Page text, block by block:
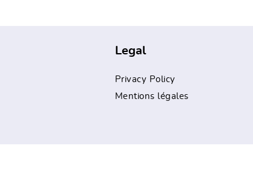
Legal
Privacy Policy
Mentions légales